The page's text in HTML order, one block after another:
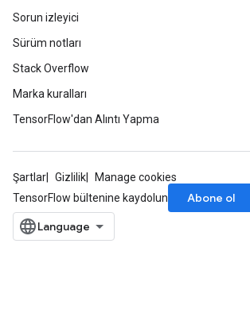
Sorun izleyici
Sürüm notları
Stack Overflow
Marka kuralları
TensorFlow'dan Alıntı Yapma
Şartlar Gizlilik
Manage cookies
TensorFlow bültenine kaydolun
Abone ol